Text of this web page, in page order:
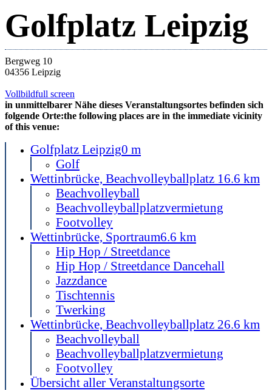
Golfplatz Leipzig
Bergweg 10
04356 Leipzig
Vollbildfull screen
in unmittelbarer Nähe dieses Veranstaltungsortes befinden sich
folgende Orte:the following places are in the immediate vicinity
of this venue:
Golfplatz Leipzig0 m
Golf
Wettinbrücke, Beachvolleyballplatz 1 6.6 km
Beachvolleyball
Beachvolleyballplatzvermietung
Footvolley
Wettinbrücke, Sportraum6.6 km
Hip Hop / Streetdance
Hip Hop / Streetdance Dancehall
Jazzdance
Tischtennis
Twerking
Wettinbrücke, Beachvolleyballplatz 26.6 km
Beachvolleyball
Beachvolleyballplatzvermietung
Footvolley
Übersicht aller Veranstaltungsorte